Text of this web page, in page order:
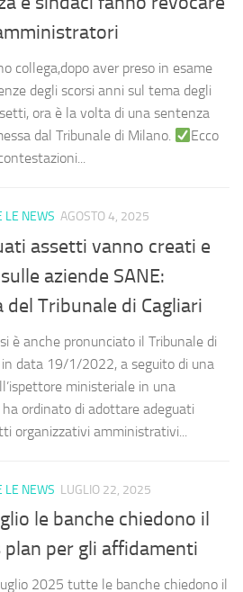
collega,dopo aver preso in esame
degli scorsi anni sul tema degli
ora è la volta di una sentenza
dal Tribunale di Milano.
Ecco
LE NEWS AGOSTO 4, 2025
assetti vanno creati e
aziende SANE:
del Tribunale di Cagliari
è anche pronunciato il Tribunale di
in data 19/1/2022, a seguito di una
ministeriale in una
ha ordinato di adottare adeguati
organizzativi amministrativi...
LE NEWS LUGLIO 22, 2025
le banche chiedono il
plan per gli affidamenti
2025 tutte le banche chiedono il